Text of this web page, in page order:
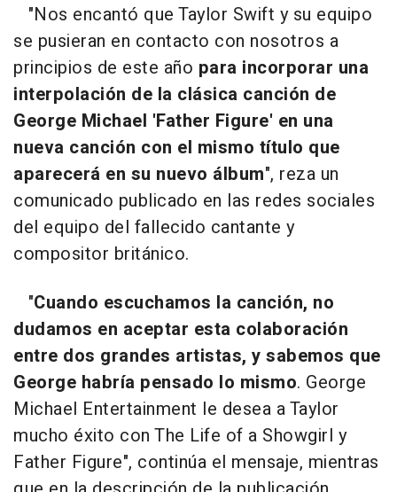
"Nos encantó que Taylor Swift y su equipo
se pusieran en contacto con nosotros a
principios de este año para incorporar una
interpolación de la clásica canción de
George Michael 'Father Figure' en una
nueva canción con el mismo título que
aparecerá en su nuevo álbum", reza un
comunicado publicado en las redes sociales
del equipo del fallecido cantante y
compositor británico.
"Cuando escuchamos la canción, no
dudamos en aceptar esta colaboración
entre dos grandes artistas, y sabemos que
George habría pensado lo mismo. George
Michael Entertainment le desea a Taylor
mucho éxito con The Life of a Showgirl y
Father Figure", continúa el mensaje, mientras